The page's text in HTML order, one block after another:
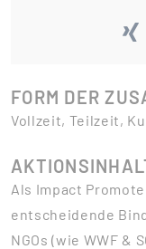
FORM DER
Vollzeit, Teilzeit,
Als Impact
entscheidende
NGOs (wie WWF &